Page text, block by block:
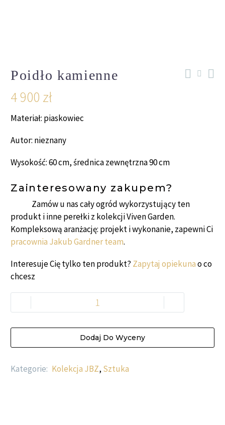
Poidło kamienne
4 900 zł
Materiał: piaskowiec
Autor: nieznany
Wysokość: 60 cm, średnica zewnętrzna 90 cm
Zainteresowany zakupem?
Zamów u nas cały ogród wykorzystujący ten
produkt i inne perełki z kolekcji Viven Garden.
Kompleksową aranżację: projekt i wykonanie, zapewni Ci
pracownia Jakub Gardner team.
Interesuje Cię tylko ten produkt? Zapytaj opiekunao co
chcesz
Dodaj Do Wyceny
Kategorie: Kolekcja JBZ, Sztuka